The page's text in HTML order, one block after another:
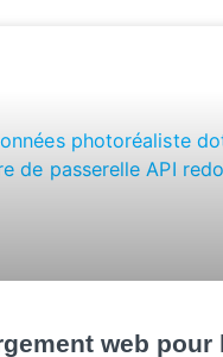
web pour